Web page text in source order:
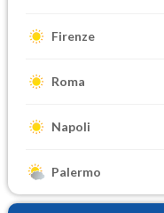
Firenze
Roma
Napoli
Palermo